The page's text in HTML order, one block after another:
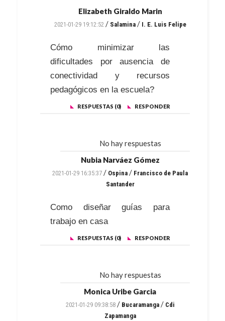
Elizabeth Giraldo Marin
2021-01-29 19:12:52 / Salamina/ I. E. Luis Felipe
Cómo minimizar las
dificultades por ausencia de
conectividad y recursos
pedagógicos en la escuela?
RESPUESTAS (0) RESPONDER
No hay respuestas
Nubia Narváez Gómez
2021-01-29 16:35:37 / Ospina / Francisco de Paula
Santander
Como diseñar guías para
trabajo en casa
RESPUESTAS (0) RESPONDER
No hay respuestas
Monica Uribe Garcia
2021-01-29 09:38:58/ Bucaramanga/ Cdi
Zapamanga